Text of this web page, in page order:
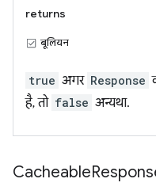
returns
बूलियन
true अगर Response
है, तो false अन्यथा.
Cacheable